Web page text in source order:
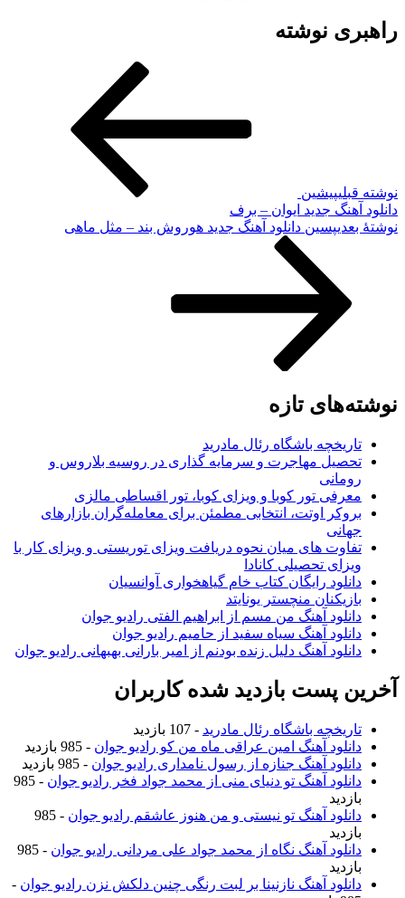
راهبری نوشته
نوشته قبلیپیشین
دانلود آهنگ جدید ایوان – برف
نوشته‌ٔ بعدیپسین دانلود آهنگ جدید هوروش بند – مثل ماهی
نوشته‌های تازه
تاریخچه باشگاه رئال مادرید
تحصیل مهاجرت و سرمایه گذاری در روسیه بلاروس و
رومانی
معرفی تور کوبا و ویزای کوبا، تور اقساطی مالزی
بروکر اوتت، انتخابی مطمئن برای معامله‌گران بازارهای
جهانی
تفاوت های میان نحوه دریافت ویزای توریستی و ویزای کار با
ویزای تحصیلی کانادا
دانلود رایگان کتاب خام گیاهخواری آوانسیان
بازیکنان منچستر یونایتد
دانلود آهنگ من مسم از ابراهیم الفتی رادیو جوان
دانلود آهنگ سیاه سفید از حامیم رادیو جوان
دانلود آهنگ دلیل زنده بودنم از امیر بارانی بهبهانی رادیو جوان
آخرین پست بازدید شده کاربران
تاریخچه باشگاه رئال مادرید - 107 بازدید
دانلود آهنگ امین عراقی ماه من کو رادیو جوان - 985 بازدید
دانلود آهنگ جنازه از رسول نامداری رادیو جوان - 985 بازدید
دانلود آهنگ تو دنیای منی از محمد جواد فخر رادیو جوان
- 985
بازدید
دانلود آهنگ تو نیستی و من هنوز عاشقم رادیو جوان
- 985
بازدید
دانلود آهنگ نگاه از محمد جواد علی مردانی رادیو جوان
- 985
بازدید
دانلود آهنگ نازنینا بر لبت رنگی چنین دلکش نزن رادیو جوان -